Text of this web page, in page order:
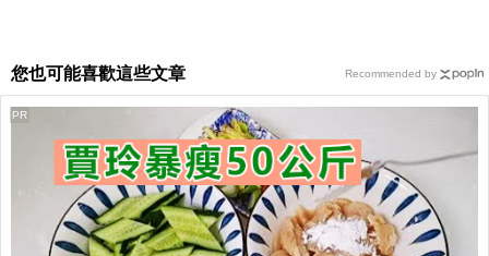
您也可能喜歡這些文章
PR
Recommended by